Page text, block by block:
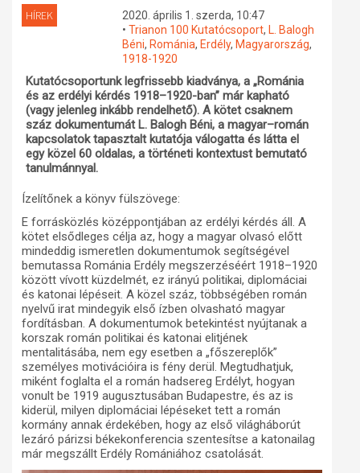
Dokumentumok
A trianoni szerződés
Műhelymunkák
HÍREK
2020. április 1. szerda, 10:47
• Trianon 100 Kutatócsoport, L. Balogh
Béni, Románia, Erdély, Magyarország,
1918-1920
Kutatócsoportunk legfrissebb kiadványa, a „Románia
és az erdélyi kérdés 1918–1920-ban” már kapható
(vagy jelenleg inkább rendelhető). A kötet csaknem
száz dokumentumát L. Balogh Béni, a magyar–román
kapcsolatok tapasztalt kutatója válogatta és látta el
egy közel 60 oldalas, a történeti kontextust bemutató
tanulmánnyal.
Ízelítőnek a könyv fülszövege:
E forrásközlés középpontjában az erdélyi kérdés áll. A
kötet elsődleges célja az, hogy a magyar olvasó előtt
mindeddig ismeretlen dokumentumok segítségével
bemutassa Románia Erdély megszerzéséért 1918–1920
között vívott küzdelmét, ez irányú politikai, diplomáciai
és katonai lépéseit. A közel száz, többségében román
nyelvű irat mindegyik első ízben olvasható magyar
fordításban. A dokumentumok betekintést nyújtanak a
korszak román politikai és katonai elitjének
mentalitásába, nem egy esetben a „főszereplők”
személyes motivációira is fény derül. Megtudhatjuk,
miként foglalta el a román hadsereg Erdélyt, hogyan
vonult be 1919 augusztusában Budapestre, és az is
kiderül, milyen diplomáciai lépéseket tett a román
kormány annak érdekében, hogy az első világháborút
lezáró párizsi békekonferencia szentesítse a katonailag
már megszállt Erdély Romániához csatolását.